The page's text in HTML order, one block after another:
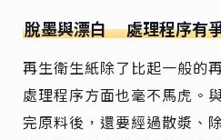
脫墨與漂白處理程序有
再生衛生紙除了比起一般的
處理程序方面也毫不馬虎。
完原料後，還要經過散漿、